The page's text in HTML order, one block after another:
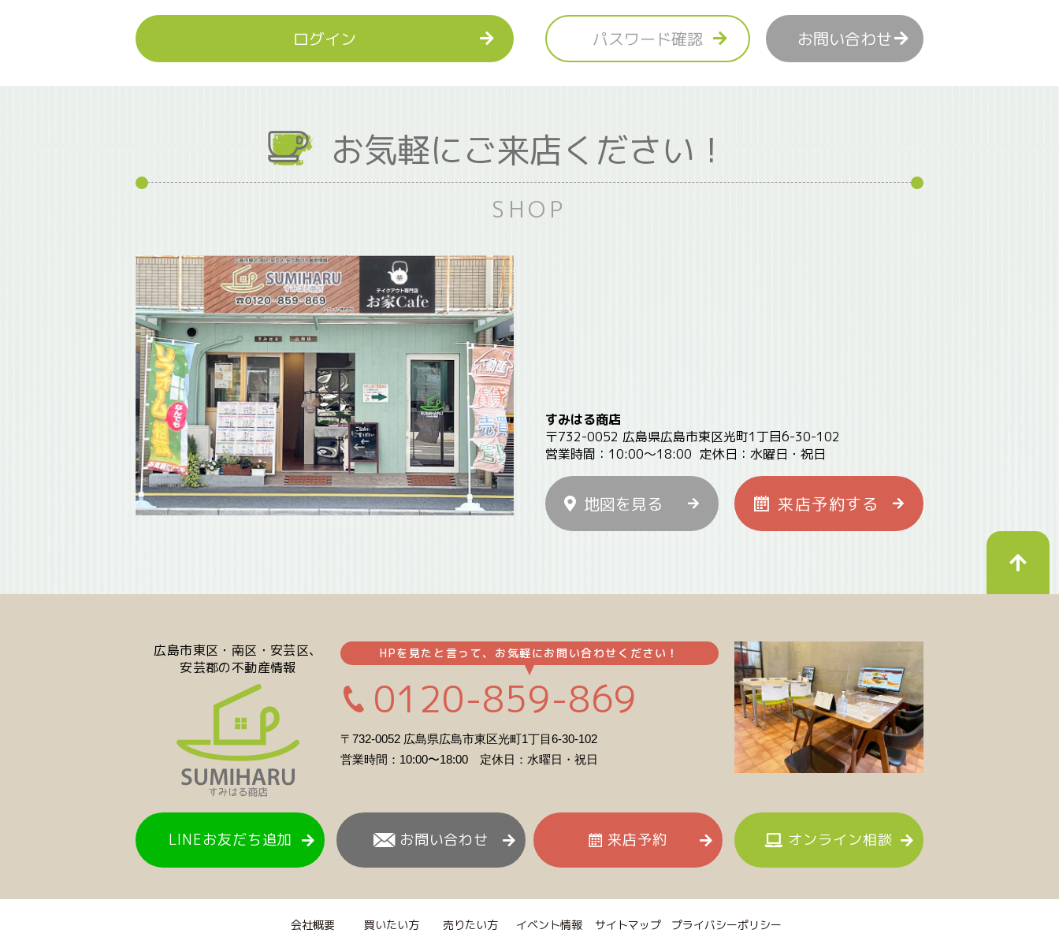
ログイン パスワード確認 お問い合わせ
お気軽にご来店ください！
SHOP
すみはる商店
〒732-0052 広島県広島市東区光町1丁目6-30-102
営業時間：10:00〜18:00 定休日：水曜日・祝日
地図を見る 来店予約する
広島市東区・南区・安芸区、
安芸郡の不動産情報
HPを見たと言って、お気軽にお問い合わせください！
0120-859-869
〒732-0052 広島県広島市東区光町1丁目6-30-102
営業時間：10:00〜18:00 定休日：水曜日・祝日
LINEお友だち追加 お問い合わせ 来店予約 オンライン相談
会社概要 買いたい方 売りたい方 イベント情報 サイトマップ プライバシーポリシー